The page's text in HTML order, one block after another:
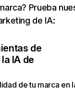
Prueba
de IA:
de
IA de
de tu marca en